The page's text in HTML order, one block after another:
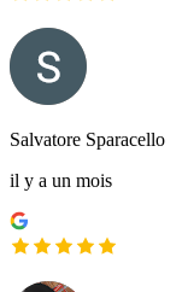
Salvatore Sparacello
il y a un mois